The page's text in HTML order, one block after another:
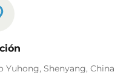
Yuhong, Shenyang, China